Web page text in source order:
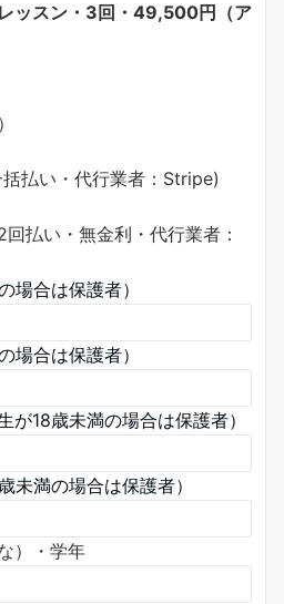
ッスン・3回・49,500円（ア
払い・代行業者：Stripe)
払い・無金利・代行業者：
場合は保護者）
場合は保護者）
が18歳未満の場合は保護者）
未満の場合は保護者）
）・学年